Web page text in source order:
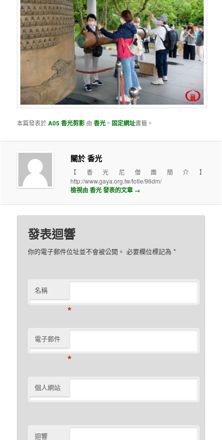
本篇發表於A05 香光剪影 由香光 。 固定網址書籤。
關於 香光
【香光尼僧團簡介】
http://www.gaya.org.tw/totle/96dm/
檢視由 香光 發表的文章 →
發表迴響
你的電子郵件位址並不會被公開。 必要欄位標記為*
名稱
*
電子郵件
*
個人網站
迴響